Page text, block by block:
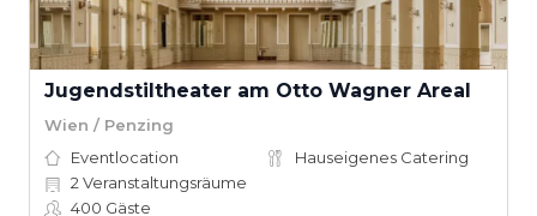
Jugendstiltheater am Otto Wagner Areal
Wien / Penzing
Eventlocation
Hauseigenes Catering
2 Veranstaltungsräume
400 Gäste